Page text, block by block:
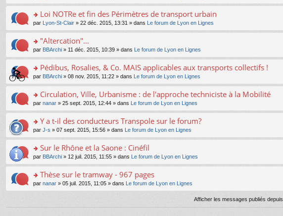
e
nt
u
s
ré
c
e
nt
le
pl
u
s
ré
c
e
nt
e
n
n
le
pl
u
s
ré
c
e
nt
s
a
g
e
n
n
le
pl
u
s
ré
c
e
nt
le
m
e
s
a
g
e
n
n
le
pl
u
s
ré
c
e
nt
n
s
ult
er
le
m
e
s
a
g
e
n
n
le
pl
u
s
ré
c
e
nt
o
n
s
ult
er
le
m
e
s
a
g
e
n
n
le
pl
u
s
ré
c
Loi NOTRe et fin des Périmètres de transport urbain
par Lyon-St-Clair » 22 déc. 2015, 13:31 » dans Le forum de Lyon en Lignes
o
n
s
ult
er
le
m
e
s
a
g
e
n
n
le
pl
u
ré
"Altercation"...
par BBArchi » 11 déc. 2015, 10:39 » dans Le forum de Lyon en Lignes
o
n
s
ult
er
le
m
e
s
a
g
e
n
n
Pédibus, Rosalies, & Co. MAIS applicables aux transports collectifs !
par BBArchi » 08 nov. 2015, 11:22 » dans Le forum de Lyon en Lignes
o
n
s
ult
er
le
m
e
s
a
g
e
o
Circulation, Ville, Urbanisme : de l'approche techniciste à la Mobilité
par nanar » 25 sept. 2015, 12:44 » dans Le forum de Lyon en Lignes
o
n
s
ult
er
le
m
e
s
Y a t-il des conducteurs Transpole sur le forum?
par J-s » 07 sept. 2015, 15:56 » dans Le forum de Lyon en Lignes
o
n
s
ult
er
e
Sur le Rhône et la Saone : Cinéfil
par BBArchi » 12 juil. 2015, 11:55 » dans Le forum de Lyon en Lignes
o
n
ult
Thèse sur le tramway - 967 pages
par nanar » 05 juil. 2015, 11:05 » dans Le forum de Lyon en Lignes
Afficher les messages publiés depuis